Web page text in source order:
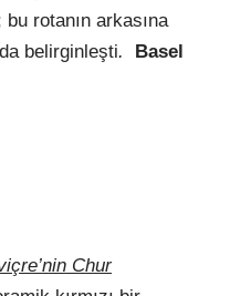
rotanın arkasına
belirginleşti. Basel
Chur